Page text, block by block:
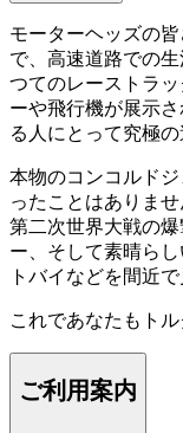
モーターヘッズの
で、高速道路での
つてのレーストラ
ーや飛行機が展示
る人にとって究極
本物のコンコルド
ったことはありま
第二次世界大戦の
ー、そして素晴ら
トバイなどを間近
これであなたもトル
ご利用案内